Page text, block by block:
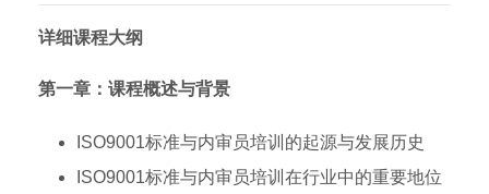
详细课程大纲
第一章：课程概述与背景
ISO9001标准与内审员培训的起源与发展历史
ISO9001标准与内审员培训在行业中的重要地位